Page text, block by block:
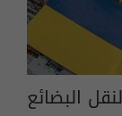
البضائع